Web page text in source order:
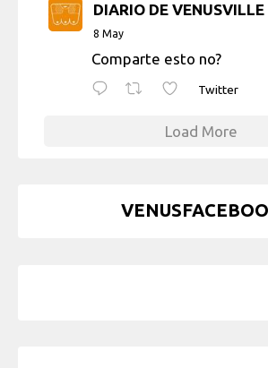
DIARIO DE VENUSVILLE
8 May
Comparte esto no?
Twitter
Load More